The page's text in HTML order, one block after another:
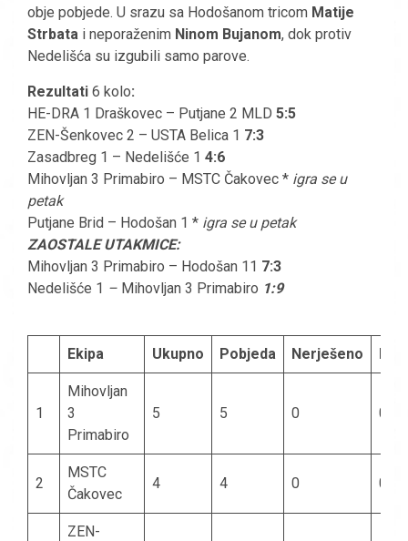
obje pobjede. U srazu sa Hodošanom tricom Matije
Strbata i neporaženim Ninom Bujanom, dok protiv
Nedelišća su izgubili samo parove.
Rezultati 6 kolo:
HE-DRA 1 Draškovec – Putjane 2 MLD 5:5
ZEN-Šenkovec 2 – USTA Belica 1 7:3
Zasadbreg 1 – Nedelišće 1 4:6
Mihovljan 3 Primabiro – MSTC Čakovec * igra se u
petak
Putjane Brid – Hodošan 1 * igra se u petak
ZAOSTALE UTAKMICE:
Mihovljan 3 Primabiro – Hodošan 11 7:3
Nedelišće 1 – Mihovljan 3 Primabiro 1:9
Ekipa Ukupno Pobjeda Nerješeno
1
Mihovljan
3
Primabiro
5 5 0 0
2
MSTC
Čakovec
4 4 0 0
ZEN-